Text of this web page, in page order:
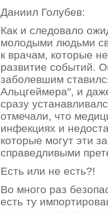
Даниил Голубев:
Как и следовало
молодыми людьми
к врачам, которые
развитие событий.
заболевшим
Альцгеймера", и
сразу
отмечали, что
инфекциях и
которые могут эти
справедливыми
Есть или не есть?!
Во много раз
есть ту